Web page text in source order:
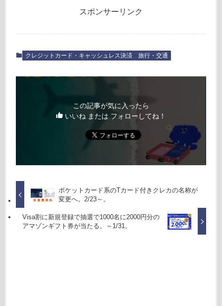
スポンサーリンク
クレジットカード・キャッシュレス決済 旅行・交通
この記事が気に入ったら
いいね または フォローしてね！
ポケットカード系のTカード付きクレカの名称が
変更へ。2/23～。
Visa割に新規登録で抽選で1000名に2000円分の
アマゾンギフト券が当たる。～1/31。